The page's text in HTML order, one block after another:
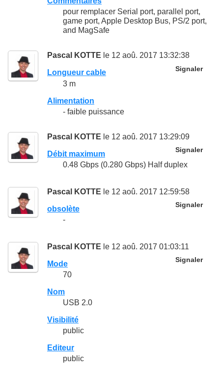
pour remplacer Serial port, parallel port,
game port, Apple Desktop Bus, PS/2 port,
and MagSafe
Pascal KOTTE le 12 aoû. 2017 13:32:38
Signaler
Longueur cable
3 m
Alimentation
- faible puissance
Pascal KOTTE le 12 aoû. 2017 13:29:09
Signaler
Débit maximum
0.48 Gbps (0.280 Gbps) Half duplex
Pascal KOTTE le 12 aoû. 2017 12:59:58
Signaler
obsolète
-
Pascal KOTTE le 12 aoû. 2017 01:03:11
Signaler
Mode
70
Nom
USB 2.0
Visibilité
public
Editeur
public